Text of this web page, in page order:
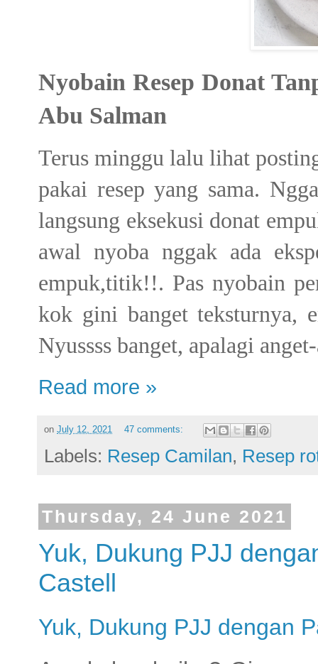
Nyobain Resep Donat
Abu Salman
Terus minggu lalu lihat
pakai resep yang sama.
langsung eksekusi donat
awal nyoba nggak ada
empuk,titik!!. Pas nyobain
kok gini banget teksturnya,
Nyussss banget, apalagi
Read more »
on July 12, 2021 47 comments:
Labels: Resep Camilan, Resep
Thursday, 24 June 2021
Yuk, Dukung PJJ
Castell
Yuk, Dukung PJJ dengan